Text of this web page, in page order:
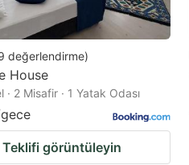
değerlendirme)
House
2 Misafir · 1 Yatak Odası
Teklifi görüntüleyin